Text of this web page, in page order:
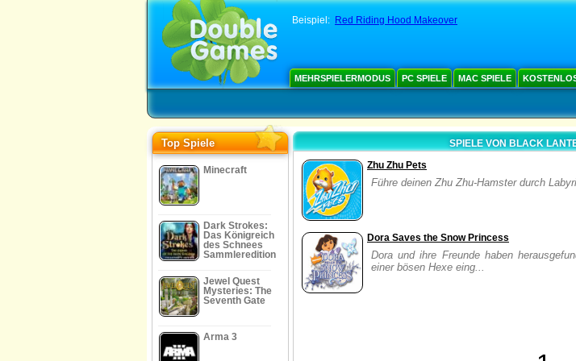
Beispiel: Red Riding Hood Makeover
MEHRSPIELERMODUS PC SPIELE MAC SPIELE
Top Spiele
Minecraft
Dark Strokes:
Das Königreich
des Schnees
Sammleredition
Jewel Quest
Mysteries: The
Seventh Gate
Arma 3
SPIELE VON BLACK
Zhu Zhu Pets
Führe deinen Zhu Zhu-Hamster durch
Dora Saves the Snow Princess
Dora und ihre Freunde haben
einer bösen Hexe eing...